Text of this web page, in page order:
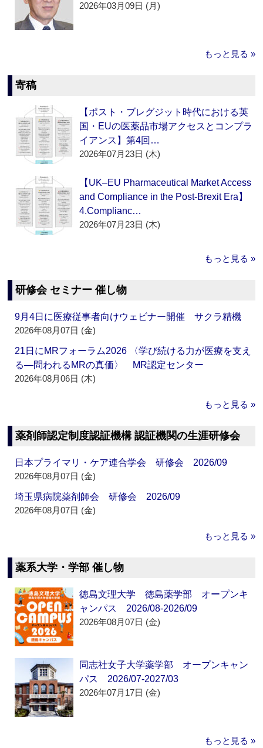
2026年03月09日 (月)
もっと見る »
寄稿
【ポスト・ブレグジット時代における英
国・EUの医薬品市場アクセスとコンプラ
イアンス】第4回…
2026年07月23日 (木)
【UK–EU Pharmaceutical Market Access
and Compliance in the Post-Brexit Era】
4.Complianc…
2026年07月23日 (木)
もっと見る »
研修会 セミナー 催し物
9月4日に医療従事者向けウェビナー開催 サクラ精機
2026年08月07日 (金)
21日にMRフォーラム2026 〈学び続ける力が医療を支え
る―問われるMRの真価〉 MR認定センター
2026年08月06日 (木)
もっと見る »
薬剤師認定制度認証機構 認証機関の生涯研修会
日本プライマリ・ケア連合学会 研修会 2026/09
2026年08月07日 (金)
埼玉県病院薬剤師会 研修会 2026/09
2026年08月07日 (金)
もっと見る »
薬系大学・学部 催し物
徳島文理大学 徳島薬学部 オープンキ
ャンパス 2026/08-2026/09
2026年08月07日 (金)
同志社女子大学薬学部 オープンキャン
パス 2026/07-2027/03
2026年07月17日 (金)
もっと見る »